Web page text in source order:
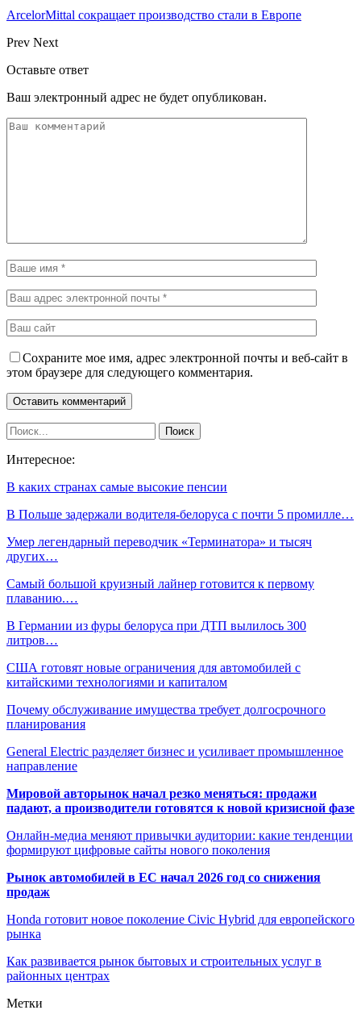
ArcelorMittal сокращает производство стали в Европе
Prev Next
Оставьте ответ
Ваш электронный адрес не будет опубликован.
Сохраните мое имя, адрес электронной почты и веб-сайт в
этом браузере для следующего комментария.
Интересное:
В каких странах самые высокие пенсии
В Польше задержали водителя-белоруса с почти 5 промилле…
Умер легендарный переводчик «Терминатора» и тысяч
других…
Самый большой круизный лайнер готовится к первому
плаванию.…
В Германии из фуры белоруса при ДТП вылилось 300
литров…
США готовят новые ограничения для автомобилей с
китайскими технологиями и капиталом
Почему обслуживание имущества требует долгосрочного
планирования
General Electric разделяет бизнес и усиливает промышленное
направление
Мировой авторынок начал резко меняться: продажи
падают, а производители готовятся к новой кризисной фазе
Онлайн-медиа меняют привычки аудитории: какие тенденции
формируют цифровые сайты нового поколения
Рынок автомобилей в ЕС начал 2026 год со снижения
продаж
Honda готовит новое поколение Civic Hybrid для европейского
рынка
Как развивается рынок бытовых и строительных услуг в
районных центрах
Метки